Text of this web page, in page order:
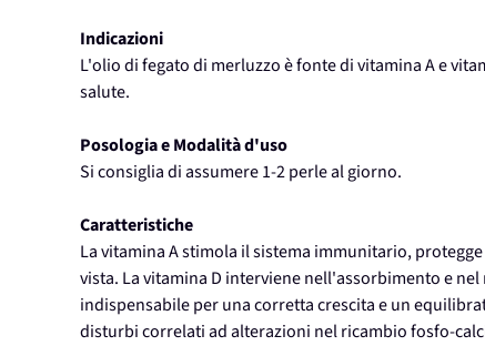
Indicazioni
L'olio di fegato di merluzzo è fonte di vitamina A e
salute.
Posologia e Modalità d'uso
Si consiglia di assumere 1-2 perle al giorno.
Caratteristiche
La vitamina A stimola il sistema immunitario,
vista. La vitamina D interviene nell'assorbimento e
indispensabile per una corretta crescita e un
disturbi correlati ad alterazioni nel ricambio fosfo-